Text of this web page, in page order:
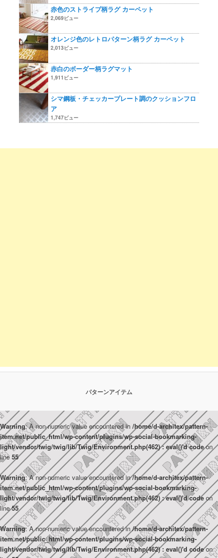
赤色のストライプ柄ラグ カーペット
2,069ビュー
オレンジ色のレトロパターン柄ラグ カーペット
2,013ビュー
赤白のボーダー柄ラグマット
1,911ビュー
シマ鋼板・チェッカープレート調のクッションフロ
ア
1,747ビュー
パターンアイテム
Warning: A non-numeric value encountered in /home/d-architex/pattern-
item.net/public_html/wp-content/plugins/wp-social-bookmarking-
light/vendor/twig/twig/lib/Twig/Environment.php(462) : eval()'d codeon
line 55
Warning: A non-numeric value encountered in/home/d-architex/pattern-
item.net/public_html/wp-content/plugins/wp-social-bookmarking-
light/vendor/twig/twig/lib/Twig/Environment.php(462) : eval()'d codeon
line55
Warning: A non-numeric value encountered in/home/d-architex/pattern-
item.net/public_html/wp-content/plugins/wp-social-bookmarking-
light/vendor/twig/twig/lib/Twig/Environment.php(462) : eval()'d codeon